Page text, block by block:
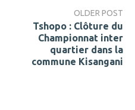
OLDER POST
Tshopo : Clôture du
Championnat inter
quartier dans la
commune Kisangani